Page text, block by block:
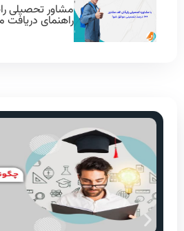
مشاور تحصیلی
راهنمای دریافت